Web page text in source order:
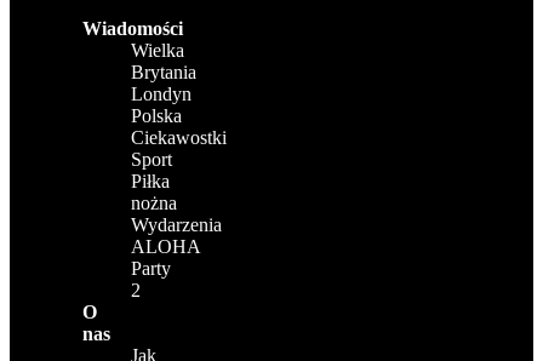
Wiadomości
Wielka
Brytania
Londyn
Polska
Ciekawostki
Sport
Piłka
nożna
Wydarzenia
ALOHA
Party
2
O
nas
Jak